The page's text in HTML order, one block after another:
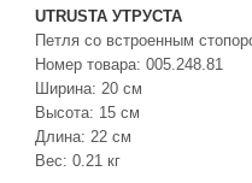
UTRUSTA УТРУСТА
Петля со встроенным
Номер товара: 005.248.81
Ширина: 20 см
Высота: 15 см
Длина: 22 см
Вес: 0.21 кг